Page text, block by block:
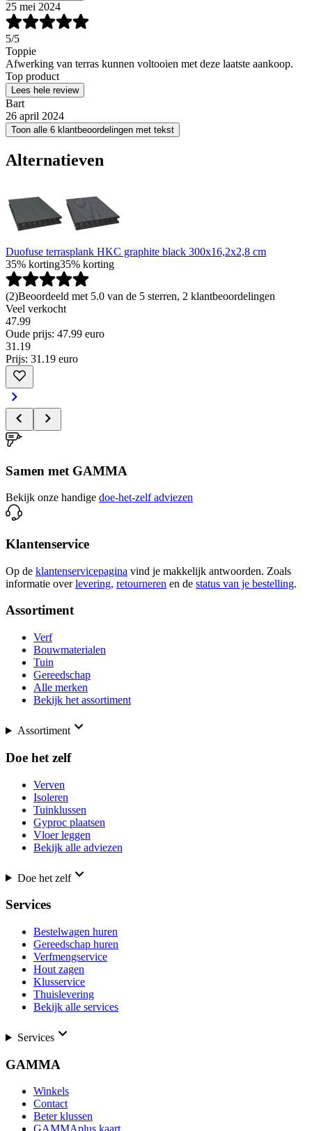
25 mei 2024
5/5
Toppie
Afwerking van terras kunnen voltooien met deze laatste aankoop.
Top product
Lees hele review
Bart
26 april 2024
Toon alle 6 klantbeoordelingen met tekst
Alternatieven
Duofuse terrasplank HKC graphite black 300x16,2x2,8 cm
35% korting35% korting
(2)Beoordeeld met 5.0 van de 5 sterren, 2 klantbeoordelingen
Veel verkocht
47.99
Oude prijs: 47.99 euro
31 .19
Prijs: 31.19 euro
Samen met GAMMA
Bekijk onze handige doe-het-zelf adviezen
Klantenservice
Op de klantenservicepagina vind je makkelijk antwoorden. Zoals
informatie over levering, retourneren en de status van je bestelling.
Assortiment
Verf
Bouwmaterialen
Tuin
Gereedschap
Alle merken
Bekijk het assortiment
Assortiment
Doe het zelf
Verven
Isoleren
Tuinklussen
Gyproc plaatsen
Vloer leggen
Bekijk alle adviezen
Doe het zelf
Services
Bestelwagen huren
Gereedschap huren
Verfmengservice
Hout zagen
Klusservice
Thuislevering
Bekijk alle services
Services
GAMMA
Winkels
Contact
Beter klussen